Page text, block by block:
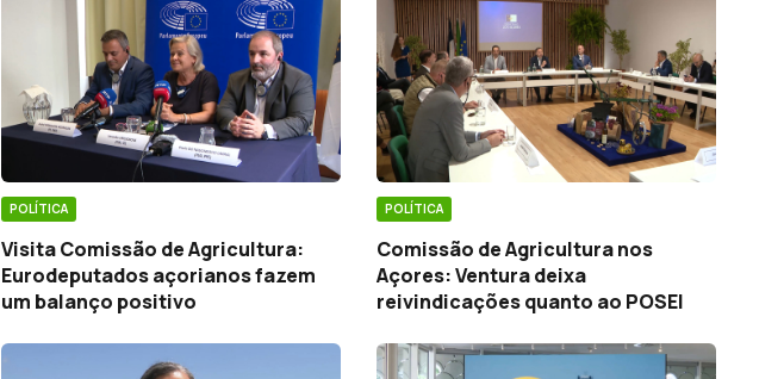
POLÍTICA
Visita Comissão de Agricultura:
Eurodeputados açorianos fazem
um balanço positivo
POLÍTICA
Comissão de Agricultura nos
Açores: Ventura deixa
reivindicações quanto ao POSEI